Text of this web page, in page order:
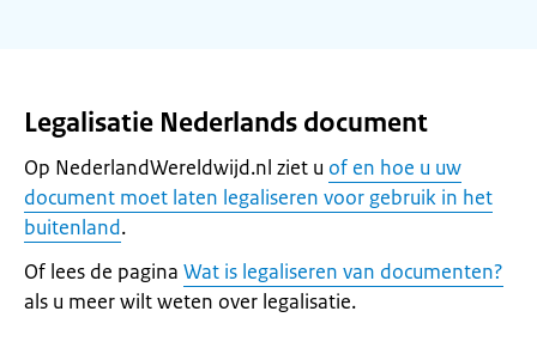
Legalisatie Nederlands document
Op NederlandWereldwijd.nl ziet u of en hoe u uw
document moet laten legaliseren voor gebruik in het
buitenland.
Of lees de pagina Wat is legaliseren van documenten?
als u meer wilt weten over legalisatie.